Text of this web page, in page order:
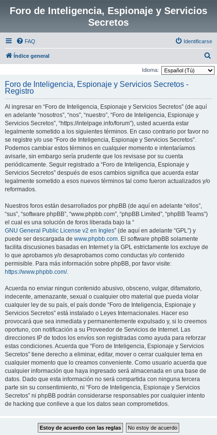
Foro de Inteligencia, Espionaje y Servicios
Secretos
FAQ Identificarse
Índice general
u
Idioma:
Foro de Inteligencia, Espionaje y Servicios Secretos -
Registro
Al ingresar en “Foro de Inteligencia, Espionaje y Servicios Secretos” (de aquí
en adelante “nosotros”, “nos”, “nuestro”, “Foro de Inteligencia, Espionaje y
Servicios Secretos”, “https://intelpage.info/forum”), usted acuerda estar
legalmente sometido a los siguientes términos. En caso contrario por favor no
se registre y/o use “Foro de Inteligencia, Espionaje y Servicios Secretos”.
Podemos cambiar estos términos en cualquier momento e intentaríamos
avisarle, sin embargo sería prudente que los revisase por su cuenta
periódicamente. Seguir registrado a “Foro de Inteligencia, Espionaje y
Servicios Secretos” después de esos cambios significa que acuerda estar
legalmente sometido a esos nuevos términos tal como fueron actualizados y/o
reformados.
Nuestros foros están desarrollados por phpBB (de aquí en adelante “ellos”,
“sus”, “software phpBB”, “www.phpbb.com”, “phpBB Limited”, “phpBB Teams”)
el cual es una solución de foros liberada bajo la “
GNU General Public License v2 en Ingles” (de aquí en adelante “GPL”) y
puede ser descargada de www.phpbb.com. El software phpBB solamente
facilita discusiones basadas en Internet y la GPL estrictamente los excluye de
lo que aprobamos y/o desaprobamos como conductas y/o contenido
permisible. Para más información sobre phpBB, por favor visite:
https://www.phpbb.com/.
Acuerda no enviar ningun contenido abusivo, obsceno, vulgar, difamatorio,
indecente, amenazante, sexual o cualquier otro material que pueda violar
cualquier ley de su país, el país donde “Foro de Inteligencia, Espionaje y
Servicios Secretos” está instalado o Leyes Internacionales. Hacer eso
provocará que sea inmediata y permanentemente expulsado y, si lo creemos
oportuno, con notificación a su Proveedor de Servicios de Internet. Las
direcciones IP de todos los envíos son registradas como ayuda para reforzar
estas condiciones. Acuerda que “Foro de Inteligencia, Espionaje y Servicios
Secretos” tiene derecho a eliminar, editar, mover o cerrar cualquier tema en
cualquier momento que lo creamos conveniente. Como usuario acuerda que
cualquier información que haya ingresado será almacenada en una base de
datos. Dado que esta información no será compartida con ninguna tercera
parte sin su consentimiento, ni “Foro de Inteligencia, Espionaje y Servicios
Secretos” ni phpBB podrán considerarse responsables por cualquier intento
de hacking que conlleve a que los datos sean comprometidos.